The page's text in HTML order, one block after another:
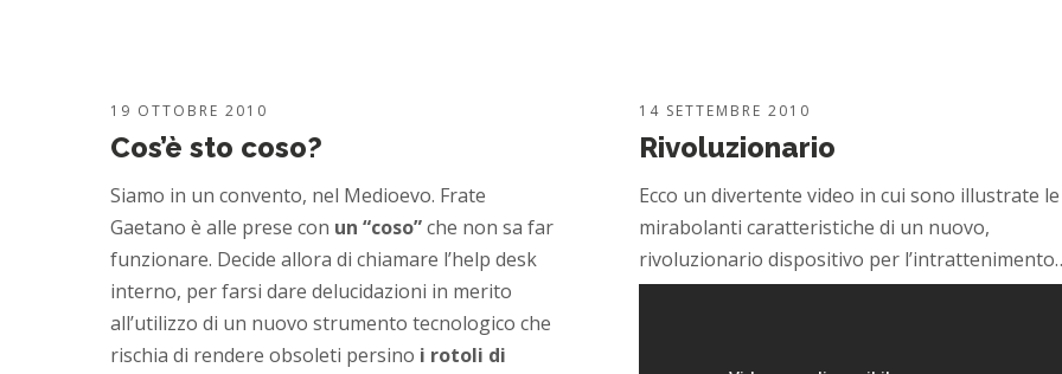
19 OTTOBRE 2010
Cos’è sto coso?
Siamo in un convento, nel Medioevo. Frate
Gaetano è alle prese con un “coso”che non sa far
funzionare. Decide allora di chiamare l’help desk
interno, per farsi dare delucidazioni in merito
all’utilizzo di un nuovo strumento tecnologico che
rischia di rendere obsoleti persino i rotoli di
14 SETTEMBRE 2010
Rivoluzionario
Ecco un divertente video in cui sono illustrate le
mirabolanti caratteristiche di un nuovo,
rivoluzionario dispositivo per